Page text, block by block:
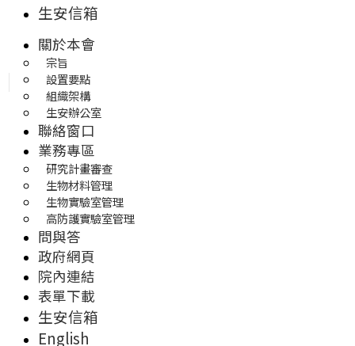
生安信箱
關於本會
宗旨
設置要點
組織架構
生安辦公室
聯絡窗口
業務專區
研究計畫審查
生物材料管理
生物實驗室管理
高防護實驗室管理
問與答
政府網頁
院內連結
表單下載
生安信箱
English